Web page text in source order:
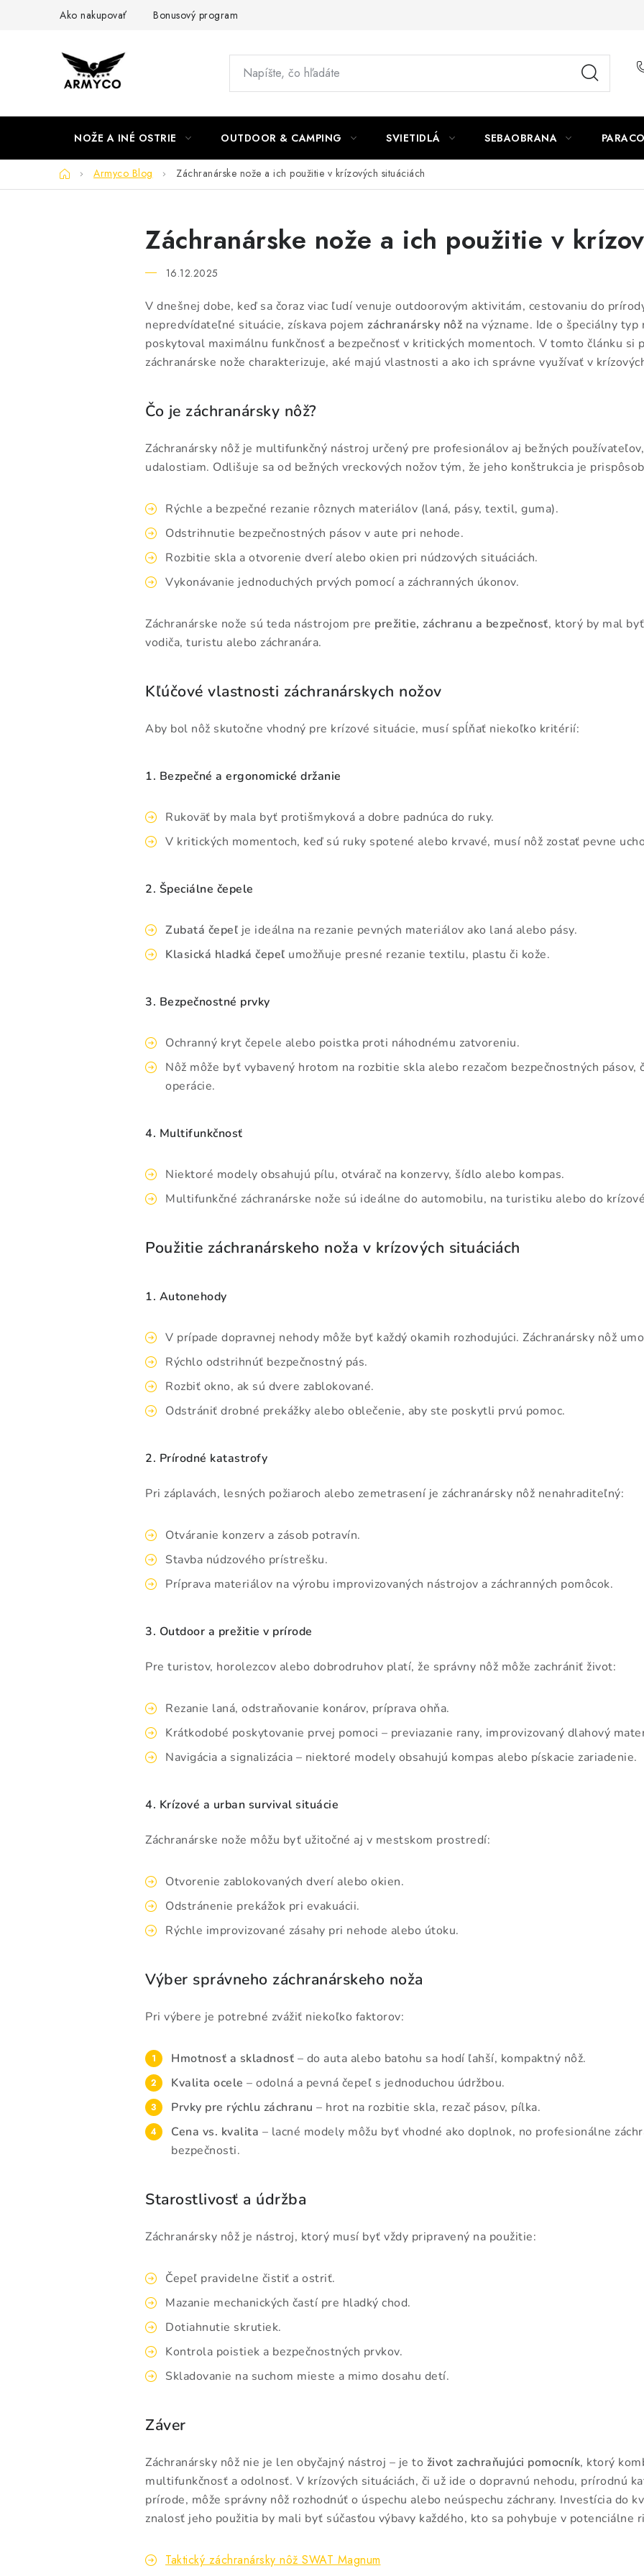
Ako nakupovať Bonusový program
NOŽE A INÉ OSTRIE OUTDOOR & CAMPING SVIETIDLÁ SEBAOBRANA
DomovArmyco Blog Záchranárske nože a ich použitie v krízových situáciách
Záchranárske nože a ich použitie v
16.12.2025
V dnešnej dobe, keď sa čoraz viac ľudí venuje outdoorovým aktivitám, cestovaniu do
nepredvídateľné situácie, získava pojem záchranársky nôž na význame. Ide o špeciálny
poskytoval maximálnu funkčnosť a bezpečnosť v kritických momentoch. V tomto článku si
záchranárske nože charakterizuje, aké majú vlastnosti a ako ich správne využívať v
Čo je záchranársky nôž?
Záchranársky nôž je multifunkčný nástroj určený pre profesionálov aj bežných
udalostiam. Odlišuje sa od bežných vreckových nožov tým, že jeho konštrukcia je
Rýchle a bezpečné rezanie rôznych materiálov (laná, pásy, textil, guma).
Odstrihnutie bezpečnostných pásov v aute pri nehode.
Rozbitie skla a otvorenie dverí alebo okien pri núdzových situáciách.
Vykonávanie jednoduchých prvých pomocí a záchranných úkonov.
Záchranárske nože sú teda nástrojom pre prežitie, záchranu a bezpečnosť, ktorý by mal
vodiča, turistu alebo záchranára.
Kľúčové vlastnosti záchranárskych nožov
Aby bol nôž skutočne vhodný pre krízové situácie, musí spĺňať niekoľko kritérií:
1. Bezpečné a ergonomické držanie
Rukoväť by mala byť protišmyková a dobre padnúca do ruky.
V kritických momentoch, keď sú ruky spotené alebo krvavé, musí nôž zostať pevne
2. Špeciálne čepele
Zubatá čepeľ je ideálna na rezanie pevných materiálov ako laná alebo pásy.
Klasická hladká čepeľ umožňuje presné rezanie textilu, plastu či kože.
3. Bezpečnostné prvky
Ochranný kryt čepele alebo poistka proti náhodnému zatvoreniu.
Nôž môže byť vybavený hrotom na rozbitie skla alebo rezačom bezpečnostných pásov,
operácie.
4. Multifunkčnosť
Niektoré modely obsahujú pílu, otvárač na konzervy, šídlo alebo kompas.
Multifunkčné záchranárske nože sú ideálne do automobilu, na turistiku alebo do
Použitie záchranárskeho noža v krízových situáciách
1. Autonehody
V prípade dopravnej nehody môže byť každý okamih rozhodujúci. Záchranársky nôž
Rýchlo odstrihnúť bezpečnostný pás.
Rozbiť okno, ak sú dvere zablokované.
Odstrániť drobné prekážky alebo oblečenie, aby ste poskytli prvú pomoc.
2. Prírodné katastrofy
Pri záplavách, lesných požiaroch alebo zemetrasení je záchranársky nôž nenahraditeľný:
Otváranie konzerv a zásob potravín.
Stavba núdzového prístrešku.
Príprava materiálov na výrobu improvizovaných nástrojov a záchranných pomôcok.
3. Outdoor a prežitie v prírode
Pre turistov, horolezcov alebo dobrodruhov platí, že správny nôž môže zachrániť život:
Rezanie laná, odstraňovanie konárov, príprava ohňa.
Krátkodobé poskytovanie prvej pomoci – previazanie rany, improvizovaný dlahový
Navigácia a signalizácia – niektoré modely obsahujú kompas alebo pískacie zariadenie.
4. Krízové a urban survival situácie
Záchranárske nože môžu byť užitočné aj v mestskom prostredí:
Otvorenie zablokovaných dverí alebo okien.
Odstránenie prekážok pri evakuácii.
Rýchle improvizované zásahy pri nehode alebo útoku.
Výber správneho záchranárskeho noža
Pri výbere je potrebné zvážiť niekoľko faktorov:
Hmotnosť a skladnosť – do auta alebo batohu sa hodí ľahší, kompaktný nôž.
Kvalita ocele – odolná a pevná čepeľ s jednoduchou údržbou.
Prvky pre rýchlu záchranu – hrot na rozbitie skla, rezač pásov, pílka.
Cena vs. kvalita – lacné modely môžu byť vhodné ako doplnok, no profesionálne
bezpečnosti.
Starostlivosť a údržba
Záchranársky nôž je nástroj, ktorý musí byť vždy pripravený na použitie:
Čepeľ pravidelne čistiť a ostriť.
Mazanie mechanických častí pre hladký chod.
Dotiahnutie skrutiek.
Kontrola poistiek a bezpečnostných prvkov.
Skladovanie na suchom mieste a mimo dosahu detí.
Záver
Záchranársky nôž nie je len obyčajný nástroj – je to život zachraňujúci pomocník, ktorý
multifunkčnosť a odolnosť. V krízových situáciách, či už ide o dopravnú nehodu, prírodnú
prírode, môže správny nôž rozhodnúť o úspechu alebo neúspechu záchrany. Investícia do
znalosť jeho použitia by mali byť súčasťou výbavy každého, kto sa pohybuje v potenciálne
Taktický záchranársky nôž SWAT Magnum